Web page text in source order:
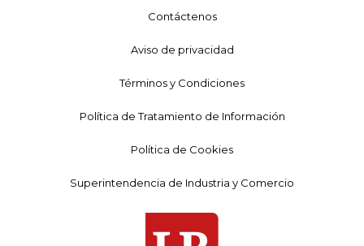
Contáctenos
Aviso de privacidad
Términos y Condiciones
Política de Tratamiento de Información
Política de Cookies
Superintendencia de Industria y Comercio